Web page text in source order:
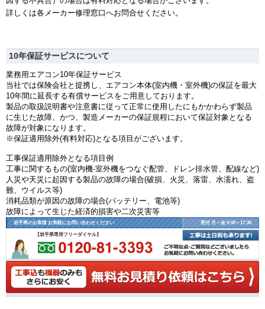
詳しくは各メーカー修理窓口へお問合せください。
10年保証サービスについて
業務用エアコン10年保証サービス
当社では保険会社と提携し、エアコン本体(室内機・室外機)の保証を最大
10年間に延長する有償サービスをご用意しております。
製品の取扱説明書や注意書に従って正常に使用したにもかかわらず製品
に生じた故障、かつ、製造メーカーの保証規程において保証対象となる
故障が対象になります。
※保証適用除外(有料対応)となる項目がございます。
工事保証適用除外となる項目例
工事に関するもの(室内機-室外機をつなぐ配管、ドレン排水管、配線など)
人災や天災に起因する製品の故障の場合(破損、火災、落雷、水濡れ、盗
難、ウイルス等)
消耗品類が原因の故障の場合(バッテリー、電池等)
故障によって生じた経済的損害や二次災害等
岩手県のお客様 お気軽にお問い合わせください 受付 月～金 9:00～17:30
【岩手県専用フリーダイヤル】